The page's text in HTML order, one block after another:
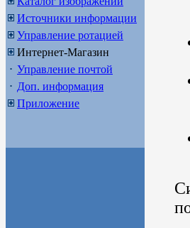
Источники информации
Управление ротацией
Интернет-Магазин
Управление почтой
Доп. информация
Приложение